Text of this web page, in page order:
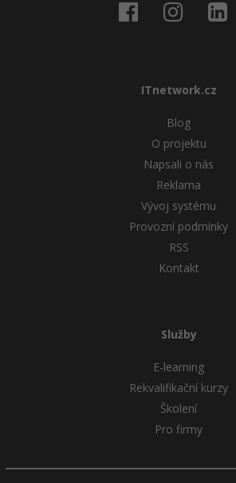
ITnetwork.cz
Blog
O projektu
Napsali o nás
Reklama
Vývoj systému
Provozní podmínky
RSS
Kontakt
Služby
E-learning
Rekvalifikační kurzy
Školení
Pro firmy